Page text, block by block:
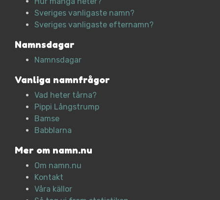
Sveriges vanligaste namn?
Sveriges vanligaste efternamn?
Namnsdagar
Namnsdagar
Vanliga namnfrågor
Vad heter tårna?
Pippi Långstrump
Bamse
Babblarna
Mer om namn.nu
Om namn.nu
Kontakt
Våra källor